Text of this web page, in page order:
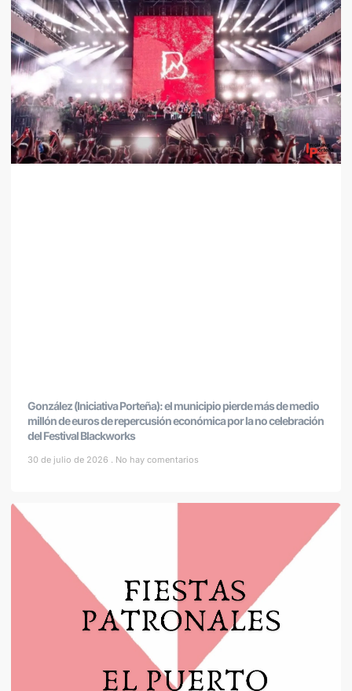
González (Iniciativa Porteña): el municipio pierde más de medio
millón de euros de repercusión económica por la no celebración
del Festival Blackworks
30 de julio de 2026 No hay comentarios